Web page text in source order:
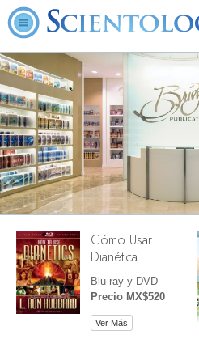
Cómo Usar
Dianética
Blu-ray y DVD
Precio MX$520
Ver Más